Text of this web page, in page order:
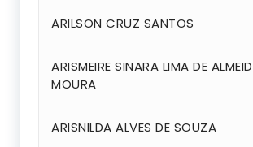
ARILSON CRUZ SANTOS
ARISMEIRE SINARA LIMA DE
MOURA
ARISNILDA ALVES DE SOUZA